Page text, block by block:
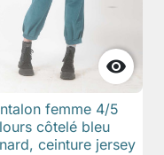

femme 4/5
côtelé bleu
ceinture jersey